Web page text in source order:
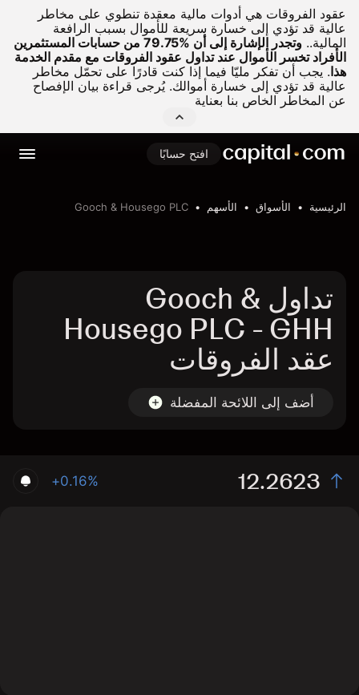
عقود الفروقات هي أدوات مالية معقدة تنطوي على مخاطر
عالية قد تؤدي إلى خسارة سريعة للأموال بسبب الرافعة
المالية..
وتجدر الإشارة إلى أن %79.75 من حسابات المستثمرين
الأفراد تخسر الأموال عند تداول عقود الفروقات مع مقدم الخدمة
هذا. يجب أن تفكر مليّا فيما إذا كنت قادرًا على تحمّل مخاطر
عالية قد تؤدي إلى خسارة أموالك. يُرجى قراءة بيان الإفصاح
عن المخاطر الخاص بنا بعناية
افتح حسابًا
الرئيسية الأسواق الأسهم Gooch & Housego PLC
تداول Gooch &
Housego PLC - GHH
عقد الفروقات
أضف إلى اللائحة المفضلة
12.2623
+0.16%